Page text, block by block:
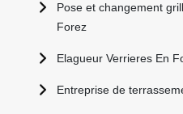
Pose et changement
Forez
Elagueur Verrieres En
Entreprise de